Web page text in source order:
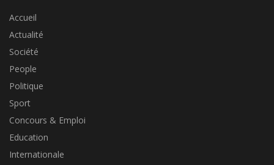
Accueil
Actualité
Société
People
Politique
Sport
Concours & Emploi
Education
Internationale